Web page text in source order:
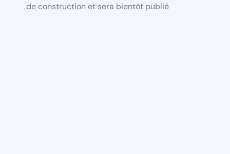
de construction et sera bientôt publié